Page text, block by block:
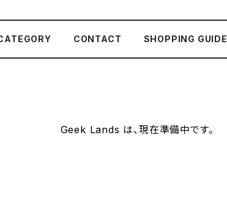
CONTACT SHOPPING GUIDE
Geek Lands は、現在準備中です。